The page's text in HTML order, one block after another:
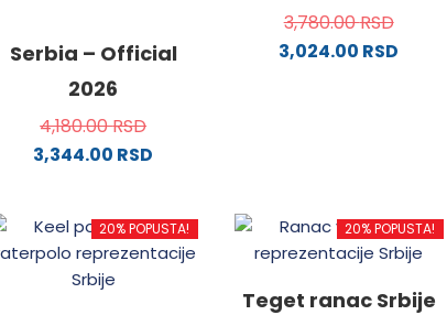
Serbia – Official
2026
4,180.00RSD
3,344.00 RSD
ima
više
varijanti.
3,780.00RSD
3,024.00 RSD
mogu
biti
izabrane
20% POPUSTA! 20% POPUSTA!
Teget ranac Srbije